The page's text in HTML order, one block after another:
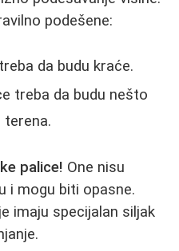
podešene:
da budu kraće.
treba da budu nešto
terena.
palice! One nisu
i mogu biti opasne.
imaju specijalan siljak